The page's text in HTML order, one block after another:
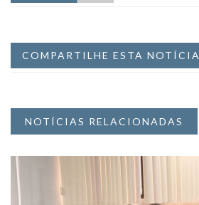
COMPARTILHE ESTA NOTÍCIA
NOTÍCIAS RELACIONADAS